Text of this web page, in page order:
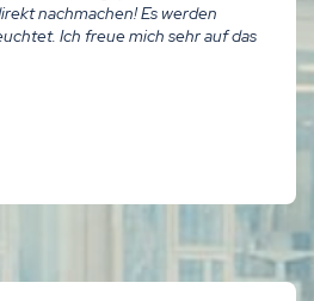
nachmachen! Es werden
Ich freue mich sehr auf das